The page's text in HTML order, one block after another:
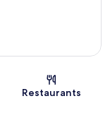
Restaurants